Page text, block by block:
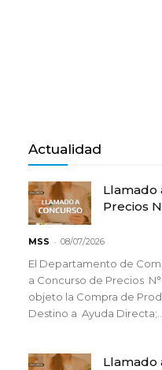
Actualidad
Llamado
Precios
MSS - 08/07/2026
El Departamento de
a Concurso de Precios
objeto la Compra de
Destino a Ayuda Directa;...
Llamado